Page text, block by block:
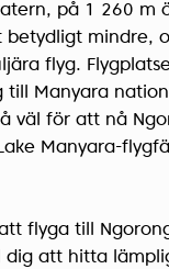
på 1 260 m
betydligt mindre,
flyg.
till Manyara
väl för att nå
Manyara-
flyga till
dig att hitta